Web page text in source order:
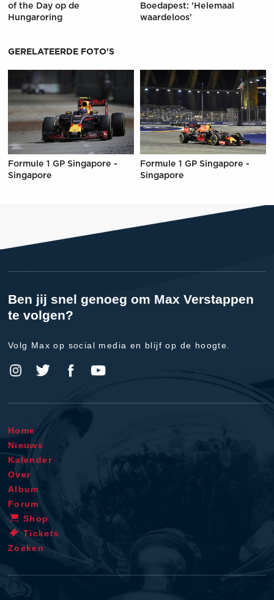
of the Day op de
Hungaroring
Boedapest: 'Helemaal
waardeloos'
GERELATEERDE FOTO'S
Formule 1 GP Singapore -
Singapore
Formule 1 GP Singapore -
Singapore
Ben jij snel genoeg om Max Verstappen
te volgen?
Volg Max op social media en blijf op de hoogte.
Home
Nieuws
Kalender
Over
Album
Forum
Shop
Tickets
Zoeken